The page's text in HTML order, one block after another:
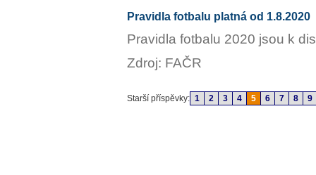
Pravidla fotbalu platná od 1.8.2020
Pravidla fotbalu 2020 jsou k
Zdroj: FAČR
Starší příspěvky: 1 2 3 4 5 6 7 8 9